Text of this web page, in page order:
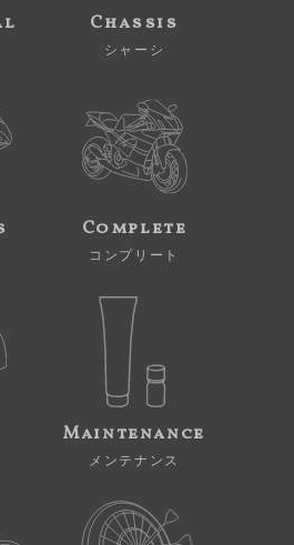
Chassis
シャーシ
Complete
コンプリート
Maintenance
メンテナンス